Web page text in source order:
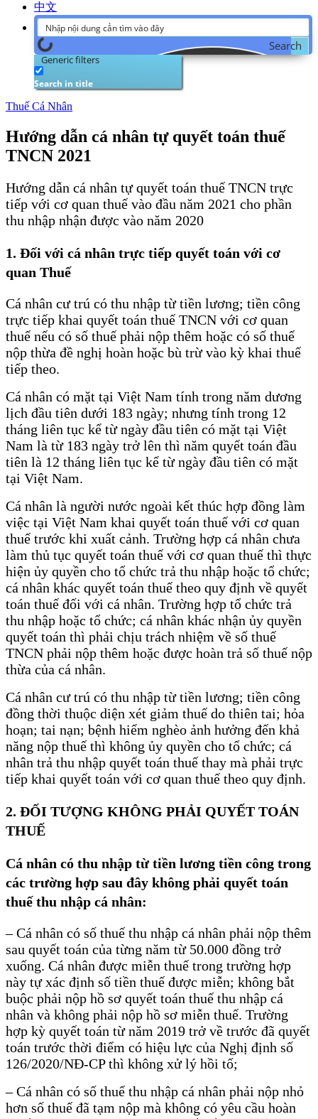
中文
Search
Generic filters
Search in title
Thuế Cá Nhân
Hướng dẫn cá nhân tự quyết toán thuế
TNCN 2021
Hướng dẫn cá nhân tự quyết toán thuế TNCN trực
tiếp với cơ quan thuế vào đầu năm 2021 cho phần
thu nhập nhận được vào năm 2020
1. Đối với cá nhân trực tiếp quyết toán với cơ
quan Thuế
Cá nhân cư trú có thu nhập từ tiền lương; tiền công
trực tiếp khai quyết toán thuế TNCN với cơ quan
thuế nếu có số thuế phải nộp thêm hoặc có số thuế
nộp thừa đề nghị hoàn hoặc bù trừ vào kỳ khai thuế
tiếp theo.
Cá nhân có mặt tại Việt Nam tính trong năm dương
lịch đầu tiên dưới 183 ngày; nhưng tính trong 12
tháng liên tục kể từ ngày đầu tiên có mặt tại Việt
Nam là từ 183 ngày trở lên thì năm quyết toán đầu
tiên là 12 tháng liên tục kể từ ngày đầu tiên có mặt
tại Việt Nam.
Cá nhân là người nước ngoài kết thúc hợp đồng làm
việc tại Việt Nam khai quyết toán thuế với cơ quan
thuế trước khi xuất cảnh. Trường hợp cá nhân chưa
làm thủ tục quyết toán thuế với cơ quan thuế thì thực
hiện ủy quyền cho tổ chức trả thu nhập hoặc tổ chức;
cá nhân khác quyết toán thuế theo quy định về quyết
toán thuế đối với cá nhân. Trường hợp tổ chức trả
thu nhập hoặc tổ chức; cá nhân khác nhận ủy quyền
quyết toán thì phải chịu trách nhiệm về số thuế
TNCN phải nộp thêm hoặc được hoàn trả số thuế nộp
thừa của cá nhân.
Cá nhân cư trú có thu nhập từ tiền lương; tiền công
đồng thời thuộc diện xét giảm thuế do thiên tai; hỏa
hoạn; tai nạn; bệnh hiểm nghèo ảnh hưởng đến khả
năng nộp thuế thì không ủy quyền cho tổ chức; cá
nhân trả thu nhập quyết toán thuế thay mà phải trực
tiếp khai quyết toán với cơ quan thuế theo quy định.
2. ĐỐI TƯỢNG KHÔNG PHẢI QUYẾT TOÁN
THUẾ
Cá nhân có thu nhập từ tiền lương tiền công trong
các trường hợp sau đây không phải quyết toán
thuế thu nhập cá nhân:
– Cá nhân có số thuế thu nhập cá nhân phải nộp thêm
sau quyết toán của từng năm từ 50.000 đồng trở
xuống. Cá nhân được miễn thuế trong trường hợp
này tự xác định số tiền thuế được miễn; không bắt
buộc phải nộp hồ sơ quyết toán thuế thu nhập cá
nhân và không phải nộp hồ sơ miễn thuế. Trường
hợp kỳ quyết toán từ năm 2019 trở về trước đã quyết
toán trước thời điểm có hiệu lực của Nghị định số
126/2020/NĐ-CP thì không xử lý hồi tố;
– Cá nhân có số thuế thu nhập cá nhân phải nộp nhỏ
hơn số thuế đã tạm nộp mà không có yêu cầu hoàn